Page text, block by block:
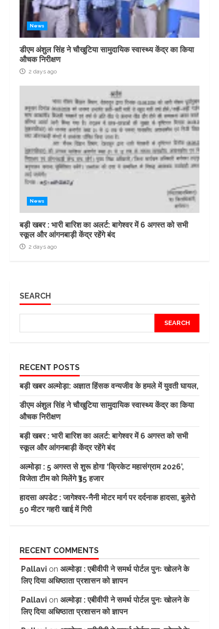
News
डीएम अंशुल सिंह ने चौखुटिया सामुदायिक स्वास्थ्य केंद्र का किया
औचक निरीक्षण
2 days ago
News
बड़ी खबर : भारी बारिश का अलर्ट: बागेश्वर में 6 अगस्त को सभी
स्कूल और आंगनबाड़ी केंद्र रहेंगे बंद
2 days ago
SEARCH
SEARCH
RECENT POSTS
बड़ी खबर अल्मोड़ा: अज्ञात हिंसक वन्यजीव के हमले में युवती घायल,
डीएम अंशुल सिंह ने चौखुटिया सामुदायिक स्वास्थ्य केंद्र का किया
औचक निरीक्षण
बड़ी खबर : भारी बारिश का अलर्ट: बागेश्वर में 6 अगस्त को सभी
स्कूल और आंगनबाड़ी केंद्र रहेंगे बंद
अल्मोड़ा : 5 अगस्त से शुरू होगा ‘क्रिकेट महासंग्राम 2026’,
विजेता टीम को मिलेंगे ₹35 हजार
हादसा अपडेट : जागेश्वर-नैनी मोटर मार्ग पर दर्दनाक हादसा, बुलेरो
50 मीटर गहरी खाई में गिरी
RECENT COMMENTS
Pallavi on अल्मोड़ा : एबीवीपी ने समर्थ पोर्टल पुनः खोलने के
लिए दिया अधिष्ठाता प्रशासन को ज्ञापन
Pallavi on अल्मोड़ा : एबीवीपी ने समर्थ पोर्टल पुनः खोलने के
लिए दिया अधिष्ठाता प्रशासन को ज्ञापन